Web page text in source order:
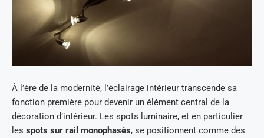
À l’ère de la modernité, l’éclairage intérieur transcende sa
fonction première pour devenir un élément central de la
décoration d’intérieur. Les spots luminaire, et en particulier
les spots sur rail monophasés, se positionnent comme des